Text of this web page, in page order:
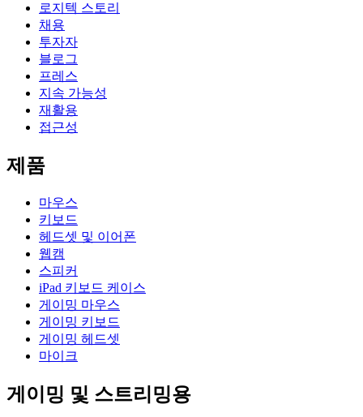
로지텍 스토리
채용
투자자
블로그
프레스
지속 가능성
재활용
접근성
제품
마우스
키보드
헤드셋 및 이어폰
웹캠
스피커
iPad 키보드 케이스
게이밍 마우스
게이밍 키보드
게이밍 헤드셋
마이크
게이밍 및 스트리밍용